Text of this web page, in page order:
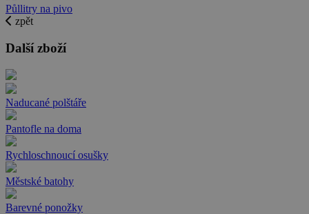
Půllitry na pivo
zpět
Další zboží
Naducané polštáře
Pantofle na doma
Rychloschnoucí osušky
Městské batohy
Barevné ponožky